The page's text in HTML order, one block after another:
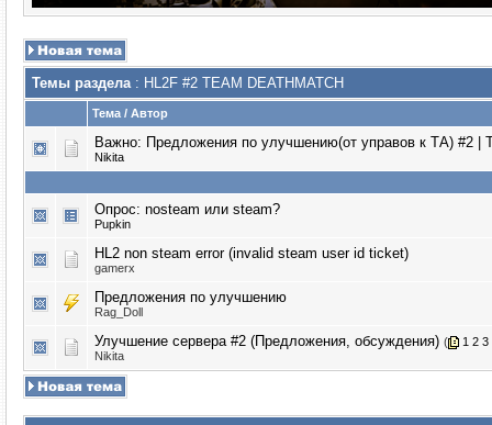
Темы раздела: HL2F #2 TEAM DEATHMATCH
Тема / Автор
Важно: Предложения по улучшению(от управов к ТА) #2 |
Nikita
Опрос: nosteam или steam?
Puрkin
HL2 non steam error (invalid steam user id ticket)
gamerx
Предложения по улучшению
Rag_Doll
Улучшение сервера #2 (Предложения, обсуждения) ( 1 2 3
Nikita